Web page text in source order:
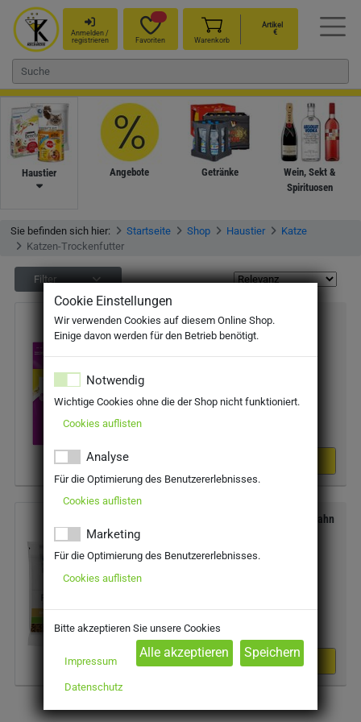
Anmelden /
registrieren
Favoriten Warenkorb
Artikel
€
Haustier Angebote Getränke
Wein, Sekt &
Spirituosen
Sie befinden sich hier: Startseite Shop Haustier
Katze
Katzen-Trockenfutter
Filter
Whiskas 1+ mit Huhn 800g
Kilopreis:
Perfect Fit Sensitive 1+ Reich an Truthahn
Preis: 3,29 €
Cookie Einstellungen
Wir verwenden Cookies auf diesem Online Shop.
Einige davon werden für den Betrieb benötigt.
Notwendig
Wichtige Cookies ohne die der Shop nicht funktioniert.
Cookies auflisten
Analyse
Für die Optimierung des Benutzererlebnisses.
Cookies auflisten
Marketing
Für die Optimierung des Benutzererlebnisses.
Cookies auflisten
Bitte akzeptieren Sie unsere Cookies
Impressum
Datenschutz